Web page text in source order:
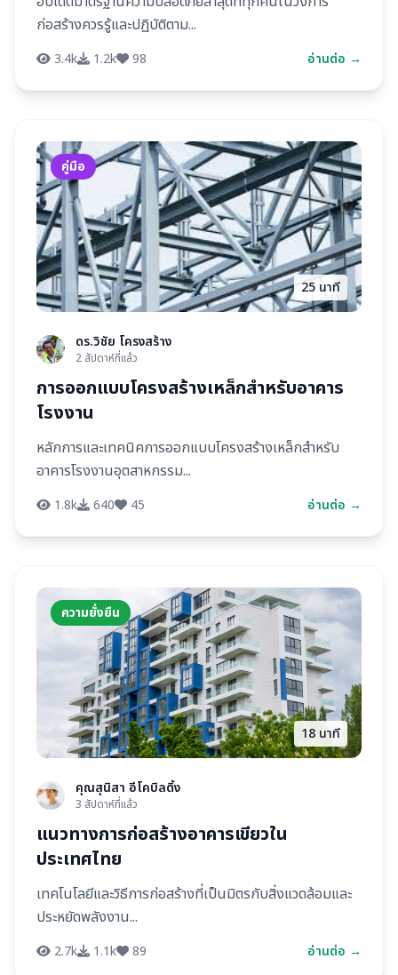
ก่อสร้างควรรู้และปฏิบัติตาม...
3.4k 1.2k 98 อ่านต่อ →
คู่มือ
25 นาที
ดร.วิชัย โครงสร้าง
2 สัปดาห์ที่แล้ว
การออกแบบโครงสร้างเหล็กสำหรับอาคาร
โรงงาน
หลักการและเทคนิคการออกแบบโครงสร้างเหล็กสำหรับ
อาคารโรงงานอุตสาหกรรม...
1.8k 640 45 อ่านต่อ →
ความยั่งยืน
18 นาที
คุณสุนิสา อีโคบิลดิ้ง
3 สัปดาห์ที่แล้ว
แนวทางการก่อสร้างอาคารเขียวใน
ประเทศไทย
เทคโนโลยีและวิธีการก่อสร้างที่เป็นมิตรกับสิ่งแวดล้อมและ
ประหยัดพลังงาน...
2.7k 1.1k 89 อ่านต่อ →